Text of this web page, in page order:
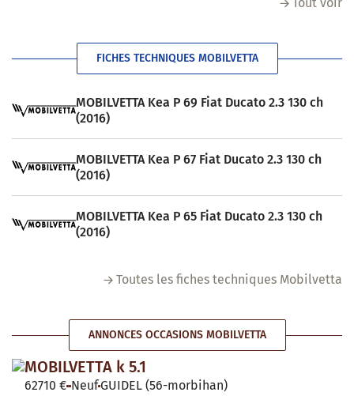
FICHES TECHNIQUES MOBILVETTA
MOBILVETTA Kea P 69 Fiat Ducato 2.3 130 ch
(2016)
MOBILVETTA Kea P 67 Fiat Ducato 2.3 130 ch
(2016)
MOBILVETTA Kea P 65 Fiat Ducato 2.3 130 ch
(2016)
Toutes les fiches techniques Mobilvetta
ANNONCES OCCASIONS MOBILVETTA
MOBILVETTA k 5.1
62710 € Neuf GUIDEL (56-morbihan)